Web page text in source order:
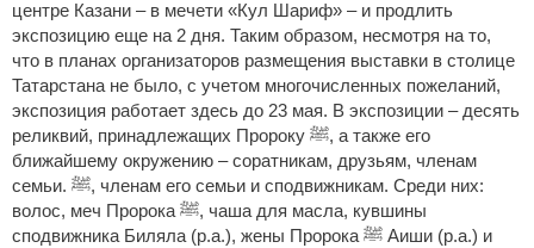
центре Казани – в мечети «Кул Шариф» – и продлить
экспозицию еще на 2 дня. Таким образом, несмотря на то,
что в планах организаторов размещения выставки в столице
Татарстана не было, с учетом многочисленных пожеланий,
экспозиция работает здесь до 23 мая. В экспозиции – десять
реликвий, принадлежащих Пророку ﷺ, а также его
ближайшему окружению – соратникам, друзьям, членам
семьи. ﷺ, членам его семьи и сподвижникам. Среди них:
волос, меч Пророка ﷺ, чаша для масла, кувшины
сподвижника Биляла (р.а.), жены Пророка ﷺ Аиши (р.а.) и